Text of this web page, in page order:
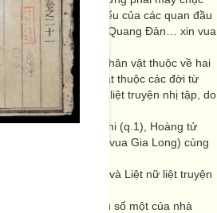
in. Đầu sách có biểu của các quan đầu
Bùi Văn Dị), Trương Quang Đản… xin vua
chỉ ghi chép các nhân vật thuộc về hai
còn các nhân vật thuộc các đời từ
Đại nam chính biên liệt truyện nhị tập, do
tiểu sử các Hậu phi (q.1), Hoàng tử
Tổ) và của Thế Tổ (vua Gia Long) cùng
hạnh tiết nghĩa) và Liệt nữ liệt truyện
Tây Sơn, địch thủ số một của nhà